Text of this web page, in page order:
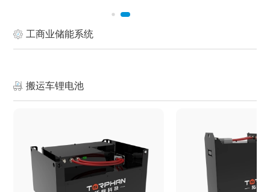
工商业储能系统
搬运车锂电池